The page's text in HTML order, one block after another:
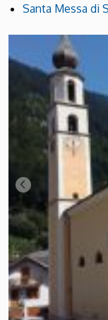
Santa Messa di